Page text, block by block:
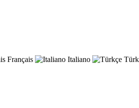
Français Italiano